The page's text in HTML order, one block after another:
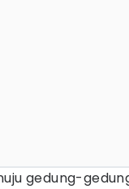
gedung-